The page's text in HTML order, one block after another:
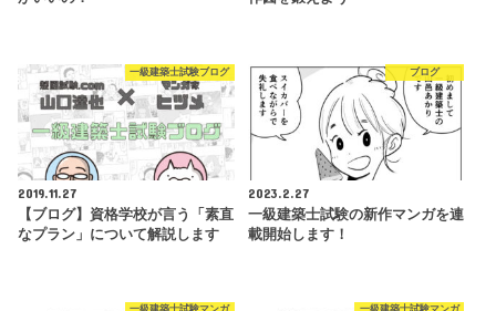
一級建築士試験ブログ
2019.11.27
【ブログ】資格学校が言う「素直
なプラン」について解説します
ブログ
2023.2.27
一級建築士試験の新作マンガを連
載開始します！